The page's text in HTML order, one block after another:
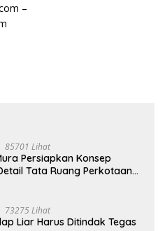
–
85701 Lihat
Persiapkan Konsep
Tata Ruang Perkotaan
73275 Lihat
Liar Harus Ditindak Tegas